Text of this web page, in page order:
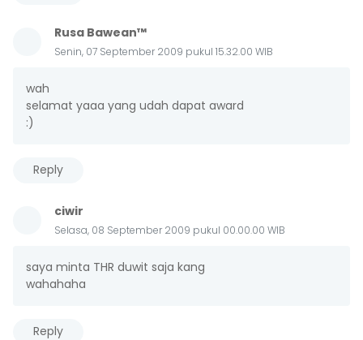
Rusa Bawean™
Senin, 07 September 2009 pukul 15.32.00 WIB
wah
selamat yaaa yang udah dapat award
:)
Reply
ciwir
Selasa, 08 September 2009 pukul 00.00.00 WIB
saya minta THR duwit saja kang
wahahaha
Reply